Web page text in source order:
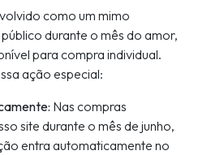
como um mimo
durante o mês do amor,
para compra individual.
ação especial:
Nas compras
site durante o mês de junho,
entra automaticamente no